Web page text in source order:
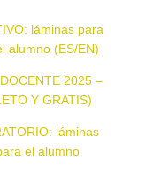
láminas para
alumno (ES/EN)
2025 –
Y GRATIS)
láminas
el alumno